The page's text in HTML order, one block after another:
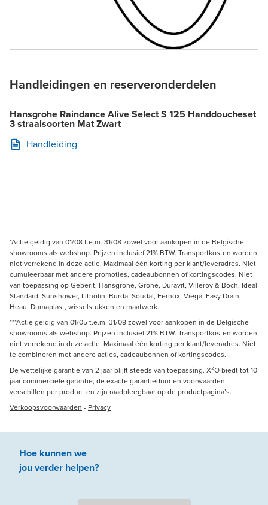
Handleidingen en reserveronderdelen
Hansgrohe Raindance Alive Select S 125 Handdoucheset
3 straalsoorten Mat Zwart
Handleiding
*Actie geldig van 01/08 t.e.m. 31/08 zowel voor aankopen in de Belgische
showrooms als webshop. Prijzen inclusief 21% BTW. Transportkosten worden
niet verrekend in deze actie. Maximaal één korting per klant/leveradres. Niet
cumuleerbaar met andere promoties, cadeaubonnen of kortingscodes. Niet
van toepassing op Geberit, Hansgrohe, Grohe, Duravit, Villeroy & Boch, Ideal
Standard, Sunshower, Lithofin, Burda, Soudal, Fernox, Viega, Easy Drain,
Heau, Dumaplast, wisselstukken en maatwerk.
***Actie geldig van 01/05 t.e.m. 31/08 zowel voor aankopen in de Belgische
showrooms als webshop. Prijzen inclusief 21% BTW. Transportkosten worden
niet verrekend in deze actie. Maximaal één korting per klant/leveradres. Niet
te combineren met andere acties, cadeaubonnen of kortingscodes.
De wettelijke garantie van 2 jaar blijft steeds van toepassing. X²O biedt tot 10
jaar commerciële garantie; de exacte garantieduur en voorwaarden
verschillen per product en zijn raadpleegbaar op de productpagina’s.
Verkoopsvoorwaarden - Privacy
Hoe kunnen we
jouverder helpen?